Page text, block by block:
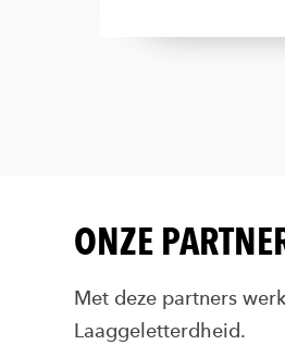
ONZE
Met deze partners
Laaggeletterdheid.